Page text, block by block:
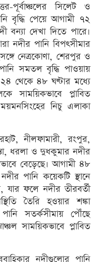
পূর্বাঞ্চলের সিলেট ও
বৃদ্ধি পেয়ে আগামী ৭২
বন্যা দেখা দিতে পারে।
নদীর পানি বিপৎসীমার
নেত্রকোণা, শেরপুর ও
সমতল বৃদ্ধি পাওয়ায়
থেকে ৪৮ ঘণ্টার মধ্যে
সাময়িকভাবে প্লাবিত
নিচু এলাকা
নীলফামারী, রংপুর,
ধরলা ও দুধকুমার নদীর
বেড়েছে। আগামী ৪৮
পানি কয়েকটি স্থানে
যার ফলে নদীর তীরবর্তী
তৈরি হওয়ার শঙ্কা
সতর্কসীমায় পৌঁছে
সাময়িকভাবে প্লাবিত
নদীগুলোর পানি